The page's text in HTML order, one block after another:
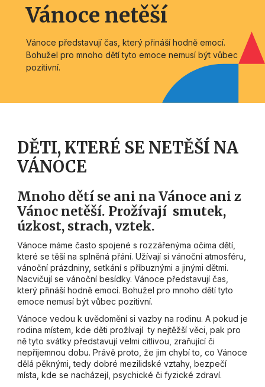
Vánoce netěší
Vánoce představují čas, který přináší hodně emocí.
Bohužel pro mnoho dětí tyto emoce nemusí být vůbec
pozitivní.
DĚTI, KTERÉ SE NETĚŠÍ NA
VÁNOCE
Mnoho dětí se ani na Vánoce ani z
Vánoc netěší. Prožívají smutek,
úzkost, strach, vztek.
Vánoce máme často spojené s rozzářenýma očima dětí,
které se těší na splněná přání. Užívají si vánoční atmosféru,
vánoční prázdniny, setkání s příbuznými a jinými dětmi.
Nacvičují se vánoční besídky. Vánoce představují čas,
který přináší hodně emocí. Bohužel pro mnoho dětí tyto
emoce nemusí být vůbec pozitivní.
Vánoce vedou k uvědomění si vazby na rodinu. A pokud je
rodina místem, kde děti prožívají ty nejtěžší věci, pak pro
ně tyto svátky představují velmi citlivou, zraňující či
nepříjemnou dobu. Právě proto, že jim chybí to, co Vánoce
dělá pěknými, tedy dobré mezilidské vztahy, bezpečí
místa, kde se nacházejí, psychické či fyzické zdraví.